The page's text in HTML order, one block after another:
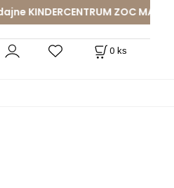
ZOC MAX a
0 ks